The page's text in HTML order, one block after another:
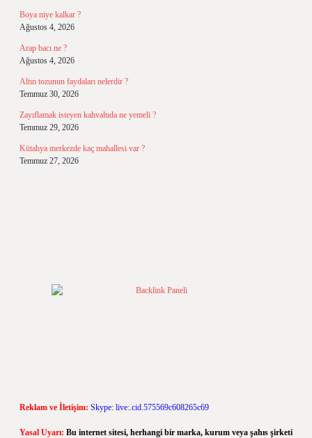
Boya niye kalkar ?
Ağustos 4, 2026
Arap bacı ne ?
Ağustos 4, 2026
Altın tozunun faydaları nelerdir ?
Temmuz 30, 2026
Zayıflamak isteyen kahvaltıda ne yemeli ?
Temmuz 29, 2026
Kütahya merkezde kaç mahallesi var ?
Temmuz 27, 2026
Reklam ve İletişim: Skype: live:.cid.575569c608265c69
Yasal Uyarı: Bu internet sitesi, herhangi bir marka, kurum veya şahıs şirketi